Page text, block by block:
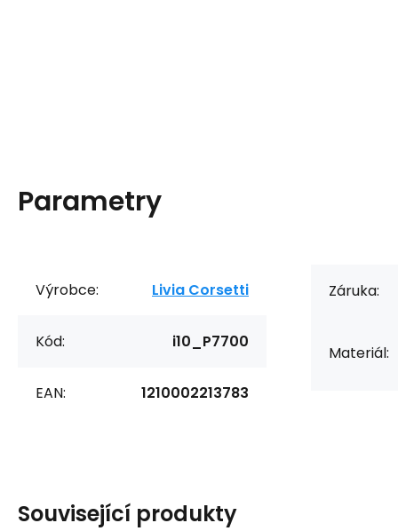
Parametry
Výrobce: Livia Corsetti
Kód: i10_P7700
EAN: 1210002213783
Záruka:
Materiál:
Související produkty